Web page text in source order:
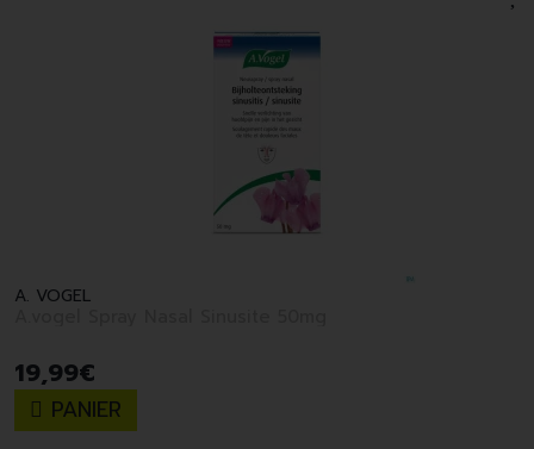
A. VOGEL
19,99€
PANIER